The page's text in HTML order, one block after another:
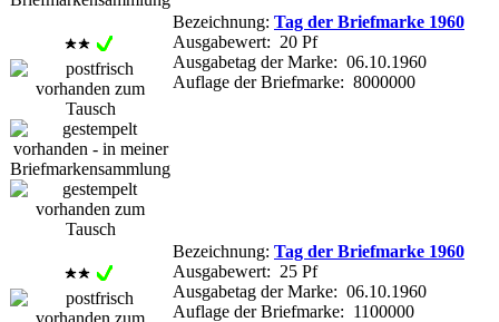
Bezeichnung: Tag der Briefmarke 1960
Ausgabewert: 20 Pf
Ausgabetag der Marke: 06.10.1960
Auflage der Briefmarke: 8000000
Bezeichnung: Tag der Briefmarke 1960
Ausgabewert: 25 Pf
Ausgabetag der Marke: 06.10.1960
Auflage der Briefmarke: 1100000